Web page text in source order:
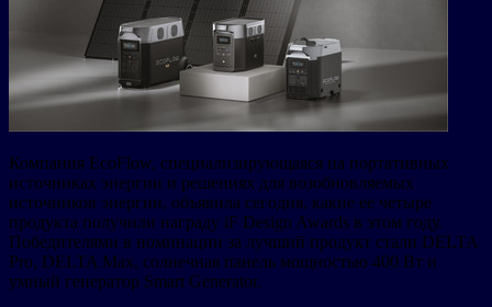
Компания EcoFlow, специализирующаяся на портативных
источниках энергии и решениях для возобновляемых
источников энергии, объявила сегодня, какие ее четыре
продукта получили награду iF Design Awards в этом году.
Победителями в номинации за лучший продукт стали DELTA
Pro, DELTA Max, солнечная панель мощностью 400 Вт и
умный генератор Smart Generator.